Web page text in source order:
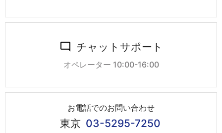
チャットサポート
オペレーター 10:00-16:00
お電話でのお問い合わせ
東京 03-5295-7250